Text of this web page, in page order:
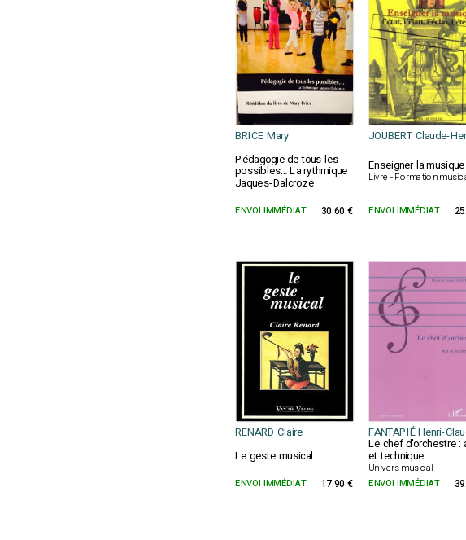
BRICE Mary JOUBERT Claude-
Pédagogie de tous les
possibles… La rythmique
Jaques-Dalcroze
Enseigner la musique
Livre - Formation
ENVOI IMMÉDIAT 30.60 € ENVOI IMMÉDIAT
RENARD Claire FANTAPIÉ Henri-
Le geste musical
Le chef d'orchestre :
et technique
Univers musical
ENVOI IMMÉDIAT 17.90 € ENVOI IMMÉDIAT